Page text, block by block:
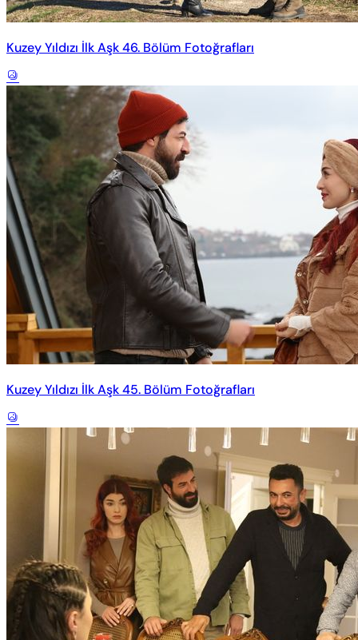
Kuzey Yıldızı İlk Aşk 46. Bölüm Fotoğrafları
Kuzey Yıldızı İlk Aşk 45. Bölüm Fotoğrafları